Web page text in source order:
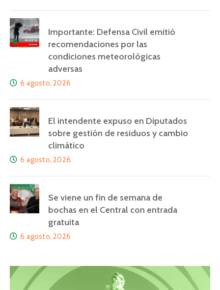
Importante: Defensa Civil emitió
recomendaciones por las
condiciones meteorológicas
adversas
6 agosto, 2026
El intendente expuso en Diputados
sobre gestión de residuos y cambio
climático
6 agosto, 2026
Se viene un fin de semana de
bochas en el Central con entrada
gratuita
6 agosto, 2026